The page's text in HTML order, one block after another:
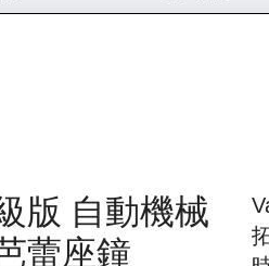
版 自動機械
蕾座鐘